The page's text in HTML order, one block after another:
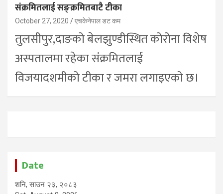
संक्रमितलाई सङ्क्रमितबाटै टीका
October 27, 2020 एचकेनेपाल डट कम
तुलसीपुर,दाङको बेलझुण्डीस्थित कोरोना विशेष
अस्पतालमा रहेका संक्रमितलाई
विजयादशमीको टीका र जमरा लगाइएको छ।
Date
शनि, साउन २३, २०८३